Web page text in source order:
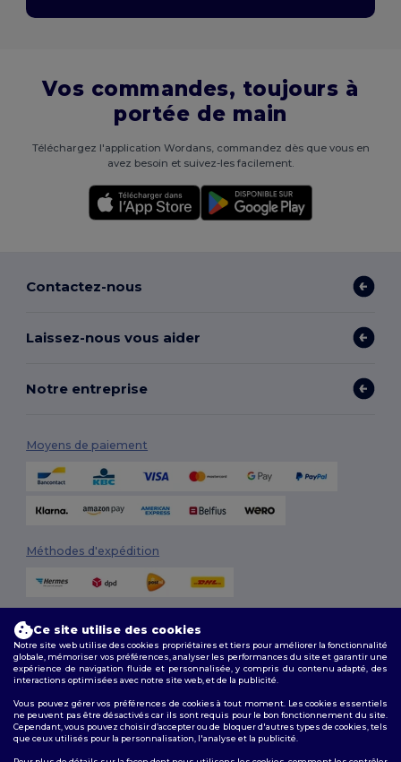
Vos commandes, toujours à
portée de main
Téléchargez l'application Wordans, commandez dès que vous en
avez besoin et suivez-les facilement.
Contactez-nous
Laissez-nous vous aider
Notre entreprise
Moyens de paiement
Méthodes d'expédition
Suivez-nous
Ce site utilise des cookies
Notre site web utilise des cookies propriétaires et tiers pour améliorer la fonctionnalité
globale, mémoriser vos préférences, analyser les performances du site et garantir une
expérience de navigation fluide et personnalisée, y compris du contenu adapté, des
interactions optimisées avec notre site web, et de la publicité.
Vous pouvez gérer vos préférences de cookies à tout moment. Les cookies essentiels
ne peuvent pas être désactivés car ils sont requis pour le bon fonctionnement du site.
Cependant, vous pouvez choisir d’accepter ou de bloquer d'autres types de cookies, tels
que ceux utilisés pour la personnalisation, l'analyse et la publicité.